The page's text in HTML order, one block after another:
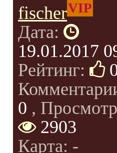
fischerVIP
Дата:
19.01.2017
Рейтинг:
0 ,
2903
Карта: -